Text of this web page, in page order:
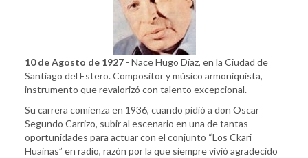
10 de Agosto de 1927 - Nace Hugo Díaz, en la Ciudad de
Santiago del Estero. Compositor y músico armoniquista,
instrumento que revalorizó con talento excepcional.
Su carrera comienza en 1936, cuando pidió a don Oscar
Segundo Carrizo, subir al escenario en una de tantas
oportunidades para actuar con el conjunto “Los Ckari
Huainas” en radio, razón por la que siempre vivió agradecido